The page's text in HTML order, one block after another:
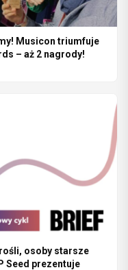
Musicon triumfuje
– aż 2 nagrody!
osoby starsze
Seed prezentuje